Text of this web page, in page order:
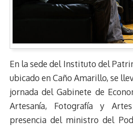
En la sede del Instituto del
ubicado en Caño Amarillo, se
jornada del Gabinete de
Artesanía, Fotografía y
presencia del ministro del